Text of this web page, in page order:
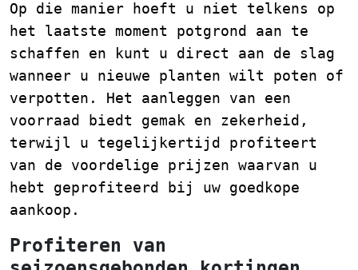
Op die manier hoeft u niet telkens op
het laatste moment potgrond aan te
schaffen en kunt u direct aan de slag
wanneer u nieuwe planten wilt poten of
verpotten. Het aanleggen van een
voorraad biedt gemak en zekerheid,
terwijl u tegelijkertijd profiteert
van de voordelige prijzen waarvan u
hebt geprofiteerd bij uw goedkope
aankoop.
Profiteren van